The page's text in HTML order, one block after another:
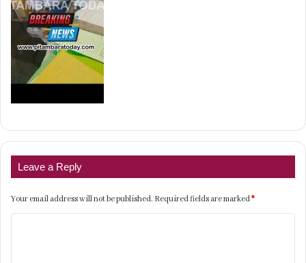
Leave a Reply
Your email address will not be published. Required fields are marked*